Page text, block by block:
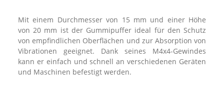
Mit einem Durchmesser von 15 mm und einer Höhe
von 20 mm ist der Gummipuffer ideal für den Schutz
von empfindlichen Oberflächen und zur Absorption von
Vibrationen geeignet. Dank seines M4x4-Gewindes
kann er einfach und schnell an verschiedenen Geräten
und Maschinen befestigt werden.